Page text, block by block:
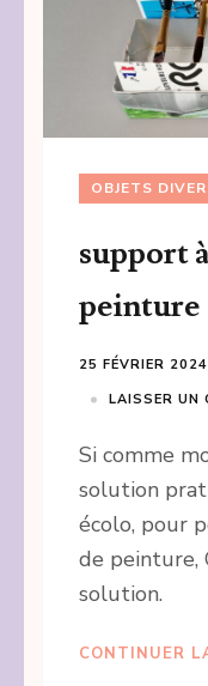
OBJETS
support
peinture
25 FÉVRIER 2024
LAISSER UN
Si comme
solution
écolo, pour
de peinture,
solution.
CONTINUER